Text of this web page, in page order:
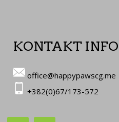
KONTAKT INFO
office@happypawscg.me
+382(0)67/173-572